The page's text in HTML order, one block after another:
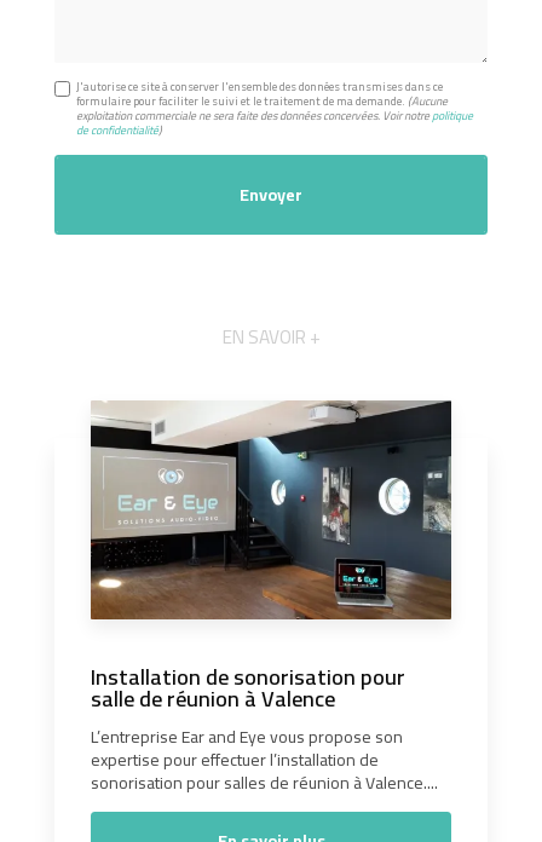
J'autorise ce site à conserver l'ensemble des données transmises dans ce
formulaire pour faciliter le suivi et le traitement de ma demande. (Aucune
exploitation commerciale ne sera faite des données concervées. Voir notrepolitique
de confidentialité)
EN SAVOIR +
Installation de sonorisation pour
salle de réunion à Valence
L’entreprise Ear and Eye vous propose son
expertise pour effectuer l’installation de
sonorisation pour salles de réunion à Valence....